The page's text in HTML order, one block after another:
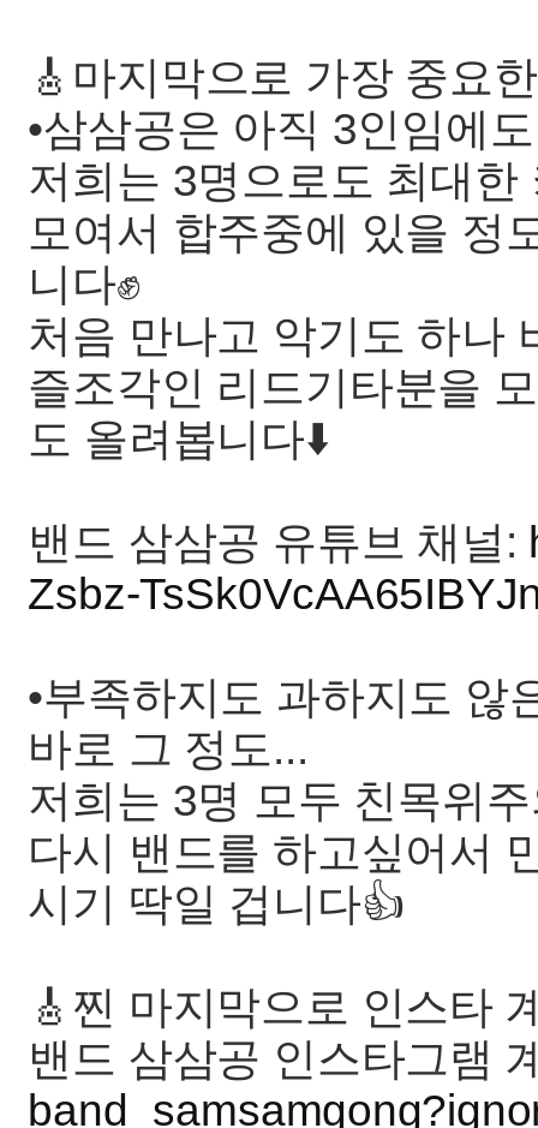
🎸마지막으로 가장 중요
•삼삼공은 아직 3인임에
저희는 3명으로도 최대
모여서 합주중에 있을 정
니다✊
처음 만나고 악기도 하나
즐조각인 리드기타분을
도 올려봅니다⬇️
밴드 삼삼공 유튜브 채널:
Zsbz-
•부족하지도 과하지도 않
바로 그 정도...
저희는 3명 모두 친목위
다시 밴드를 하고싶어서
시기 딱일 겁니다👍
🎸찐 마지막으로 인스타
밴드 삼삼공 인스타그램